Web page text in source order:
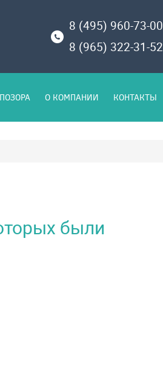
8 (495) 960-73-00
8 (965) 322-31-52
О КОМПАНИИ КОНТАКТЫ
были